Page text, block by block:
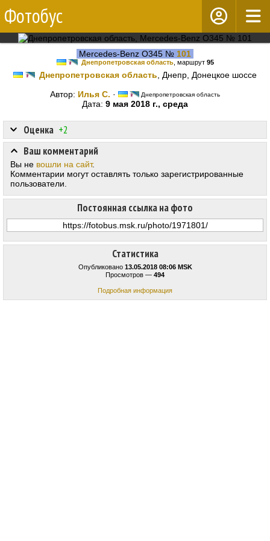
Фотобус
Mercedes-Benz O345 № 101
Днепропетровская область, маршрут 95
Днепропетровская область , Днепр, Донецкое шоссе
Автор: Илья С. · Днепропетровская область
Дата: 9 мая 2018 г., среда
Статистика
Опубликовано 13.05.2018 08:06 MSK
Просмотров — 494
Подробная информация
Оценка +2
Постоянная ссылка на фото
Ваш комментарий
Вы не вошли на сайт.
Комментарии могут оставлять только зарегистрированные
пользователи.